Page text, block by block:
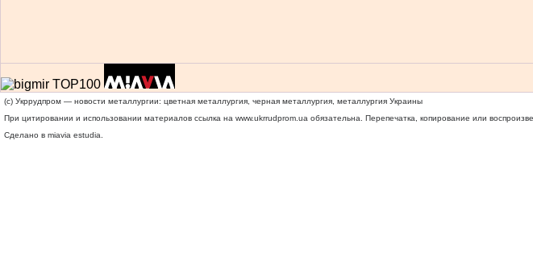
(c) Укррудпром — новости металлургии: цветная металлургия, черная металлургия, металлургия Украины
При цитировании и использовании материалов ссылка на www.ukrrudprom.ua обязательна. Перепечатка, копирование или
Сделано в miavia estudia.